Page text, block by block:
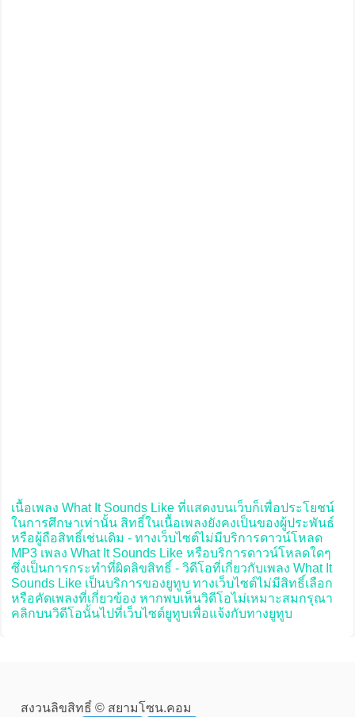
เนื้อเพลง What It Sounds Like ที่แสดงบนเว็บก็เพื่อประโยชน์
ในการศึกษาเท่านั้น สิทธิ์ในเนื้อเพลงยังคงเป็นของผู้ประพันธ์
หรือผู้ถือสิทธิ์เช่นเดิม - ทางเว็บไซต์ไม่มีบริการดาวน์โหลด
MP3 เพลง What It Sounds Like หรือบริการดาวน์โหลดใดๆ
ซึ่งเป็นการกระทำที่ผิดลิขสิทธิ์ - วิดีโอที่เกี่ยวกับเพลง What It
Sounds Like เป็นบริการของยูทูบ ทางเว็บไซต์ไม่มีสิทธิ์เลือก
หรือคัดเพลงที่เกี่ยวข้อง หากพบเห็นวิดีโอไม่เหมาะสมกรุณา
คลิกบนวิดีโอนั้นไปที่เว็บไซต์ยูทูบเพื่อแจ้งกับทางยูทูบ
สงวนลิขสิทธิ์ © สยามโซน.คอม